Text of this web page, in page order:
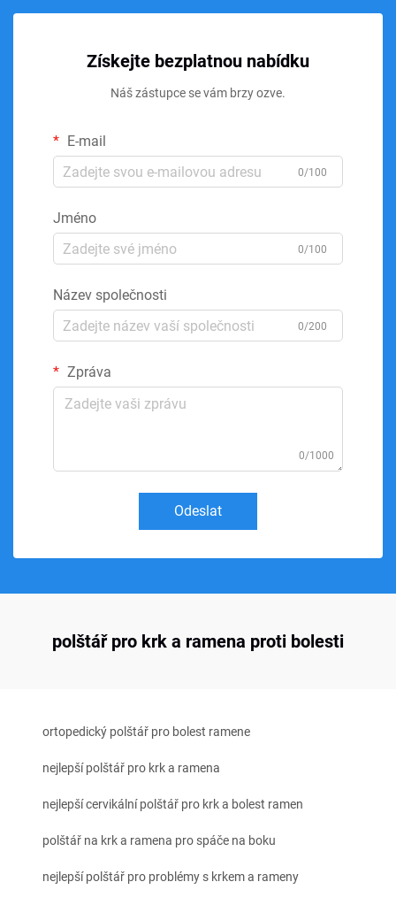
Získejte bezplatnou nabídku
Náš zástupce se vám brzy ozve.
E-mail
0/100
Jméno
0/100
Název společnosti
0/200
Zpráva
0/1000
Odeslat
polštář pro krk a ramena proti bolesti
ortopedický polštář pro bolest ramene
nejlepší polštář pro krk a ramena
nejlepší cervikální polštář pro krk a bolest ramen
polštář na krk a ramena pro spáče na boku
nejlepší polštář pro problémy s krkem a rameny